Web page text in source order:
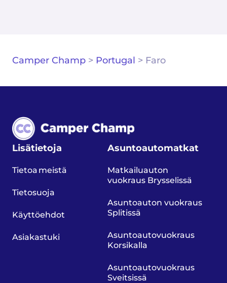
Camper Champ > Portugal > Faro
Lisätietoja
Tietoa meistä
Tietosuoja
Käyttöehdot
Asiakastuki
Asuntoautomatkat
Matkailuauton
vuokraus Brysselissä
Asuntoauton vuokraus
Splitissä
Asuntoautovuokraus
Korsikalla
Asuntoautovuokraus
Sveitsissä